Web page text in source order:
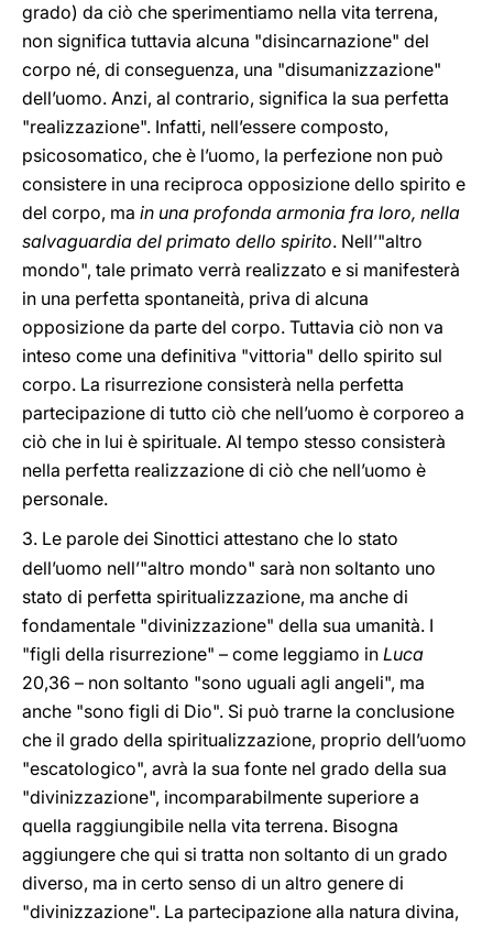
grado) da ciò che sperimentiamo nella vita terrena,
non significa tuttavia alcuna "disincarnazione" del
corpo né, di conseguenza, una "disumanizzazione"
dell’uomo. Anzi, al contrario, significa la sua perfetta
"realizzazione". Infatti, nell’essere composto,
psicosomatico, che è l’uomo, la perfezione non può
consistere in una reciproca opposizione dello spirito e
del corpo, ma in una profonda armonia fra loro, nella
salvaguardia del primato dello spirito. Nell’"altro
mondo", tale primato verrà realizzato e si manifesterà
in una perfetta spontaneità, priva di alcuna
opposizione da parte del corpo. Tuttavia ciò non va
inteso come una definitiva "vittoria" dello spirito sul
corpo. La risurrezione consisterà nella perfetta
partecipazione di tutto ciò che nell’uomo è corporeo a
ciò che in lui è spirituale. Al tempo stesso consisterà
nella perfetta realizzazione di ciò che nell’uomo è
personale.
3. Le parole dei Sinottici attestano che lo stato
dell’uomo nell’"altro mondo" sarà non soltanto uno
stato di perfetta spiritualizzazione, ma anche di
fondamentale "divinizzazione" della sua umanità. I
"figli della risurrezione" – come leggiamo in Luca
20,36 – non soltanto "sono uguali agli angeli", ma
anche "sono figli di Dio". Si può trarne la conclusione
che il grado della spiritualizzazione, proprio dell’uomo
"escatologico", avrà la sua fonte nel grado della sua
"divinizzazione", incomparabilmente superiore a
quella raggiungibile nella vita terrena. Bisogna
aggiungere che qui si tratta non soltanto di un grado
diverso, ma in certo senso di un altro genere di
"divinizzazione". La partecipazione alla natura divina,